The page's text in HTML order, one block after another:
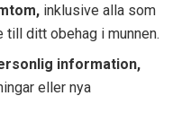
inklusive alla som
till ditt obehag i munnen.
information,
eller nya